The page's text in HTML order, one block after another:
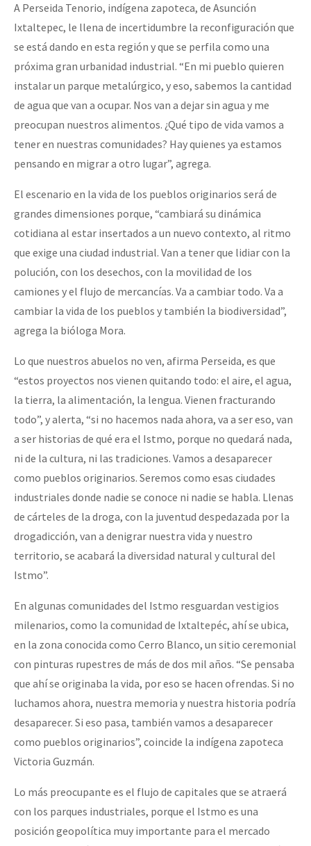
A Perseida Tenorio, indígena zapoteca, de Asunción
Ixtaltepec, le llena de incertidumbre la reconfiguración que
se está dando en esta región y que se perfila como una
próxima gran urbanidad industrial. “En mi pueblo quieren
instalar un parque metalúrgico, y eso, sabemos la cantidad
de agua que van a ocupar. Nos van a dejar sin agua y me
preocupan nuestros alimentos. ¿Qué tipo de vida vamos a
tener en nuestras comunidades? Hay quienes ya estamos
pensando en migrar a otro lugar”, agrega.
El escenario en la vida de los pueblos originarios será de
grandes dimensiones porque, “cambiará su dinámica
cotidiana al estar insertados a un nuevo contexto, al ritmo
que exige una ciudad industrial. Van a tener que lidiar con la
polución, con los desechos, con la movilidad de los
camiones y el flujo de mercancías. Va a cambiar todo. Va a
cambiar la vida de los pueblos y también la biodiversidad”,
agrega la bióloga Mora.
Lo que nuestros abuelos no ven, afirma Perseida, es que
“estos proyectos nos vienen quitando todo: el aire, el agua,
la tierra, la alimentación, la lengua. Vienen fracturando
todo”, y alerta, “si no hacemos nada ahora, va a ser eso, van
a ser historias de qué era el Istmo, porque no quedará nada,
ni de la cultura, ni las tradiciones. Vamos a desaparecer
como pueblos originarios. Seremos como esas ciudades
industriales donde nadie se conoce ni nadie se habla. Llenas
de cárteles de la droga, con la juventud despedazada por la
drogadicción, van a denigrar nuestra vida y nuestro
territorio, se acabará la diversidad natural y cultural del
Istmo”.
En algunas comunidades del Istmo resguardan vestigios
milenarios, como la comunidad de Ixtaltepéc, ahí se ubica,
en la zona conocida como Cerro Blanco, un sitio ceremonial
con pinturas rupestres de más de dos mil años. “Se pensaba
que ahí se originaba la vida, por eso se hacen ofrendas. Si no
luchamos ahora, nuestra memoria y nuestra historia podría
desaparecer. Si eso pasa, también vamos a desaparecer
como pueblos originarios”, coincide la indígena zapoteca
Victoria Guzmán.
Lo más preocupante es el flujo de capitales que se atraerá
con los parques industriales, porque el Istmo es una
posición geopolítica muy importante para el mercado